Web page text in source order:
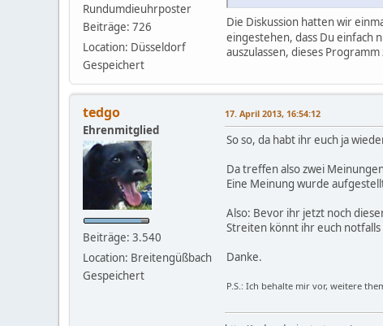
Rundumdieuhrposter
Beiträge: 726
Location: Düsseldorf
Gespeichert
Die Diskussion hatten wir
eingestehen, dass Du einfach
auszulassen, dieses
tedgo
Ehrenmitglied
Beiträge: 3.540
Location: Breitengüßbach
Gespeichert
17. April 2013, 16:54:12
So so, da habt ihr euch ja
Da treffen also zwei
Eine Meinung wurde
Also: Bevor ihr jetzt noch
Streiten könnt ihr euch
Danke.
P.S.: Ich behalte mir vor, weitere